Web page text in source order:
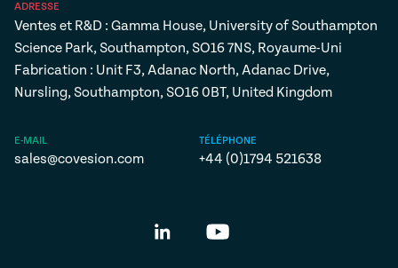
ADRESSE
Ventes et R&D : Gamma House, University of Southampton
Science Park, Southampton, SO16 7NS, Royaume-Uni
Fabrication : Unit F3, Adanac North, Adanac Drive,
Nursling, Southampton, SO16 0BT, United Kingdom
E-MAIL
sales@covesion.com
TÉLÉPHONE
+44 (0)1794 521638